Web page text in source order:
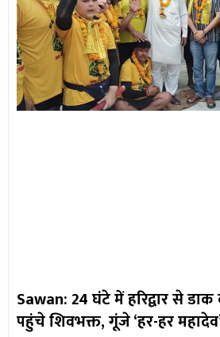
Sawan: 24 घंटे में हरिद्वार से
पहुंचे शिवभक्त, गूंजे ‘हर-हर